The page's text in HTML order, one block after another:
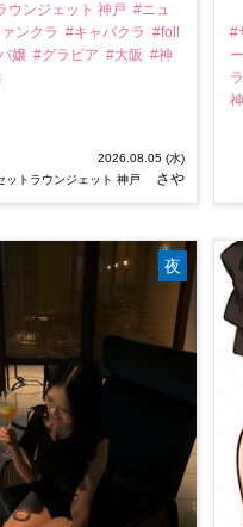
ウンジェット 神戸 #ニュ
ンクラ #キャバクラ #foll
嬢 #グラビア #大阪 #神
2026.08.05 (水)
ットラウンジェット 神戸
さや
#
ラ
夜